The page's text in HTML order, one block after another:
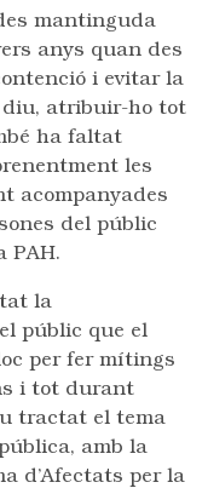
mantinguda
anys quan des
i evitar la
diu, atribuir-ho tot
ha faltat
les
acompanyades
del públic
PAH.
la
públic que el
per fer mítings
i tot durant
tractat el tema
amb la
d’Afectats per la